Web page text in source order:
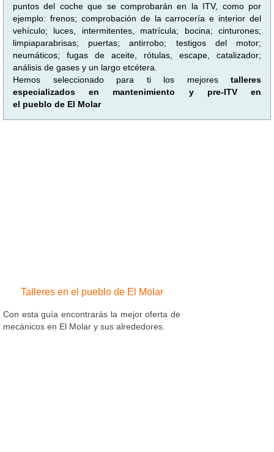
puntos del coche que se comprobarán en la ITV, como por
ejemplo: frenos; comprobación de la carrocería e interior del
vehículo; luces, intermitentes, matrícula; bocina; cinturones;
limpiaparabrisas; puertas; antirrobo; testigos del motor;
neumáticos; fugas de aceite, rótulas, escape, catalizador;
análisis de gases y un largo etcétera.
Hemos seleccionado para ti los mejores talleres
especializados en mantenimiento y pre-ITV en
el pueblo de El Molar
Talleres en el pueblo de El Molar
Con esta guía encontrarás la mejor oferta de
mecánicos en El Molar y sus alrededores.